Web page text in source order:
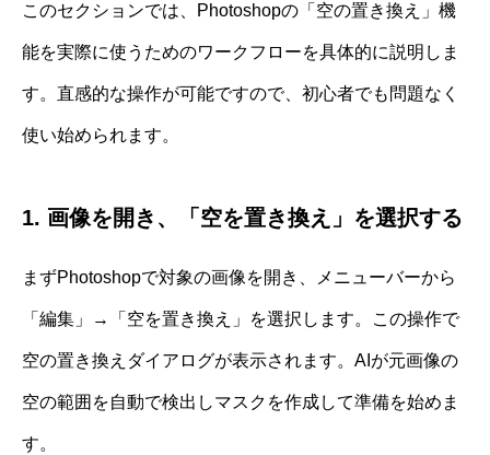
このセクションでは、Photoshopの「空の置き換え」機
能を実際に使うためのワークフローを具体的に説明しま
す。直感的な操作が可能ですので、初心者でも問題なく
使い始められます。
1. 画像を開き、「空を置き換え」を選択する
まずPhotoshopで対象の画像を開き、メニューバーから
「編集」→「空を置き換え」を選択します。この操作で
空の置き換えダイアログが表示されます。AIが元画像の
空の範囲を自動で検出しマスクを作成して準備を始めま
す。